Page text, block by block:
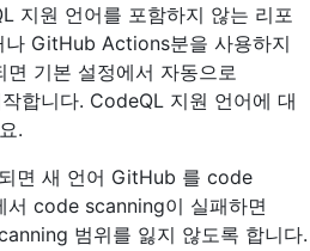
지원 언어를 포함하지 않는 리포
나 GitHub Actions분을 사용하지
기본 설정에서 자동으로
합니다. CodeQL 지원 언어에 대
.
면 새 언어 GitHub 를 code
서 code scanning이 실패하면
범위를 잃지 않도록 합니다.